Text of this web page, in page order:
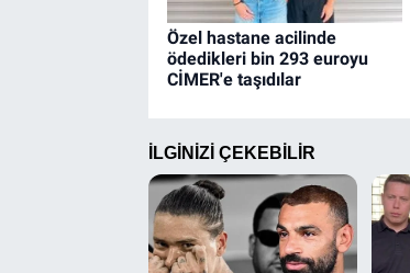
Özel hastane acilinde
ödedikleri bin 293 euroyu
CİMER'e taşıdılar